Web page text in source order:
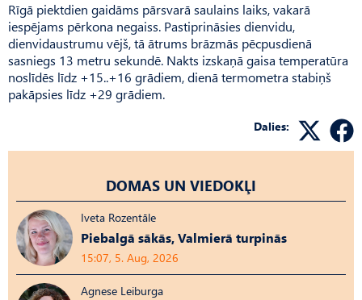
Rīgā piektdien gaidāms pārsvarā saulains laiks, vakarā
iespējams pērkona negaiss. Pastiprināsies dienvidu,
dienvidaustrumu vējš, tā ātrums brāzmās pēcpusdienā
sasniegs 13 metru sekundē. Nakts izskaņā gaisa temperatūra
noslīdēs līdz +15..+16 grādiem, dienā termometra stabiņš
pakāpsies līdz +29 grādiem.
Dalies:
DOMAS UN VIEDOKĻI
Iveta Rozentāle
Piebalgā sākās, Valmierā turpinās
15:07, 5. Aug, 2026
Agnese Leiburga